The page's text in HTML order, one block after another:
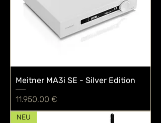
Meitner MA3i SE - Silver Edition
Preis
11.950,00 €
NEU